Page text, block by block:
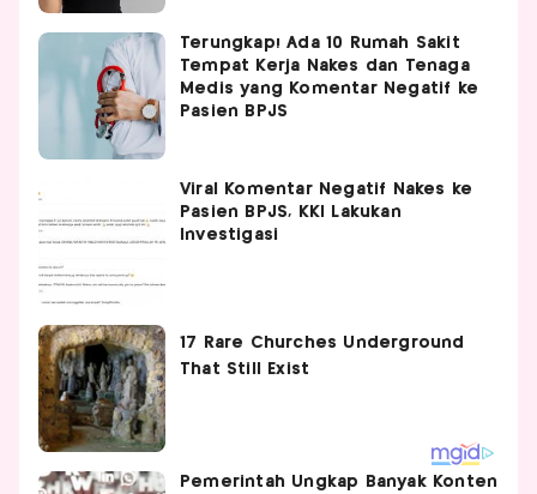
Terungkap! Ada 10 Rumah Sakit
Tempat Kerja Nakes dan Tenaga
Medis yang Komentar Negatif ke
Pasien BPJS
Viral Komentar Negatif Nakes ke
Pasien BPJS, KKI Lakukan
Investigasi
Pemerintah Ungkap Banyak Konten